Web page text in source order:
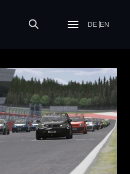
DE EN